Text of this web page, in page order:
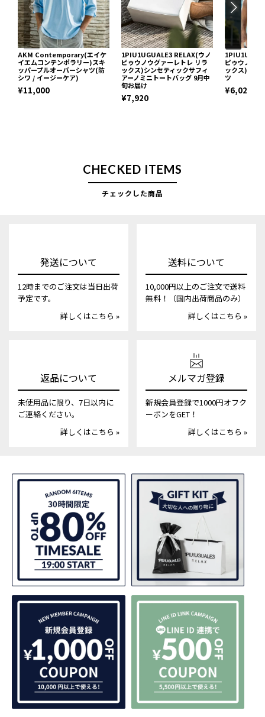
AKM Contemporary(エイケ
イエムコンテンポラリー)スキ
ッパープルオーバーシャツ(防
シワ / イージーケア)
¥11,000
1PIU1UGUALE3 RELAX(ウノ
ピゥウノウグァーレトレ リラ
ックス)シンセティックサフィ
アーノミニトートバッグ 9月中
旬お届け
¥7,920
ピゥウノウ
ックス)ネッ
ツ
¥6,029
CHECKED ITEMS
チェックした商品
発送について
12時までのご注文は当日出荷
予定です。
詳しくはこちら »
送料について
10,000円以上のご注文で送料
無料！（国内出荷商品のみ）
詳しくはこちら »
返品について
未使用品に限り、7日以内に
ご連絡ください。
詳しくはこちら »
メルマガ登録
新規会員登録で1000円オフク
ーポンをGET！
詳しくはこちら »